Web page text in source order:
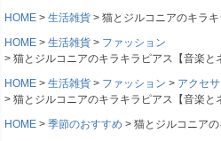
HOME
生活雑貨
猫とジルコニアのキラキ
HOME
生活雑貨
ファッション
猫とジルコニアのキラキラピアス【音楽と
HOME
生活雑貨 ファッション
アクセサ
猫とジルコニアのキラキラピアス【音楽と
HOME
季節のおすすめ 猫とジルコニアの